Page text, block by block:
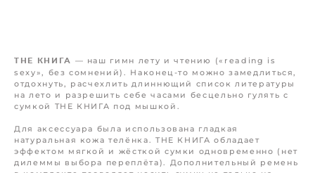
THE КНИГА — наш гимн лету и чтению («reading is
sexy», без сомнений). Наконец-то можно замедлиться,
отдохнуть, расчехлить длиннющий список литературы
на лето и разрешить себе часами бесцельно гулять с
сумкой THE КНИГА под мышкой.
Для аксессуара была использована гладкая
натуральная кожа телёнка. THE КНИГА обладает
эффектом мягкой и жёсткой сумки одновременно (нет
дилеммы выбора переплёта). Дополнительный ремень